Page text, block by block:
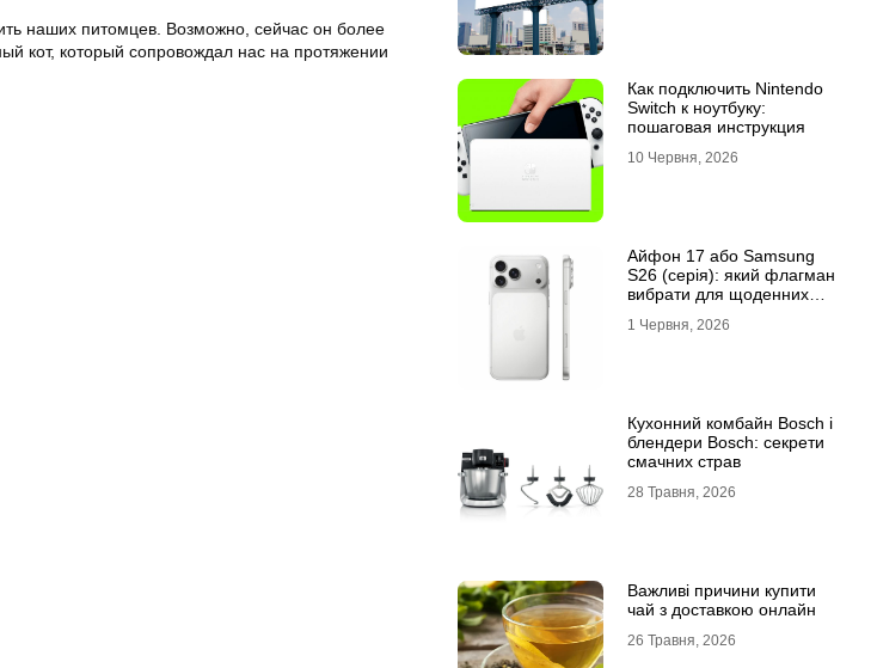
наших питомцев. Возможно, сейчас он более
кот, который сопровождал нас на протяжении
Как подключить Nintendo
Switch к ноутбуку:
пошаговая инструкция
10 Червня, 2026
Айфон 17 або Samsung
S26 (серія): який флагман
вибрати для щоденних
1 Червня, 2026
Кухонний комбайн Bosch і
блендери Bosch: секрети
смачних страв
28 Травня, 2026
Важливі причини купити
чай з доставкою онлайн
26 Травня, 2026